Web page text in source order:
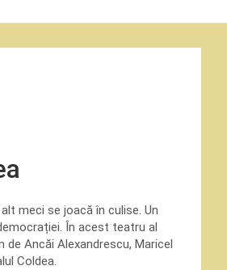
meci se joacă în culise. Un
În acest teatru al
Ancăi Alexandrescu, Maricel
Coldea.